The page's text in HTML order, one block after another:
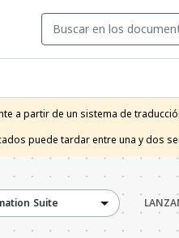
a partir de un sistema de
puede tardar entre una y dos
Suite